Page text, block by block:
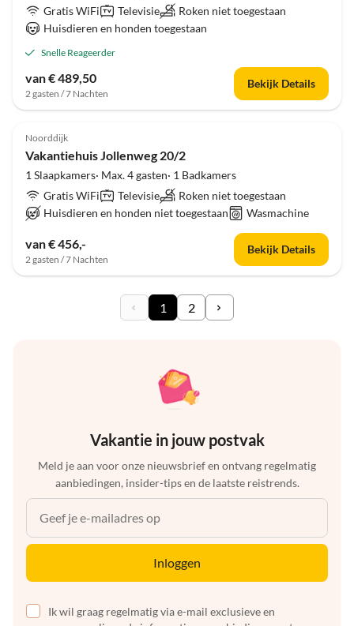
Gratis WiFi
Televisie
Roken niet toegestaan
Huisdieren en honden toegestaan
Snelle Reageerder
van € 489,50
2 gasten / 7 Nachten
Bekijk Details
Noorddijk
Vakantiehuis Jollenweg 20/2
1 Slaapkamers· Max. 4 gasten· 1 Badkamers
Gratis WiFi
Televisie
Roken niet toegestaan
Huisdieren en honden niet toegestaan
Wasmachine
van € 456,-
2 gasten / 7 Nachten
Bekijk Details
1 2
Vakantie in jouw postvak
Meld je aan voor onze nieuwsbrief en ontvang regelmatig
aanbiedingen, insider-tips en de laatste reistrends.
Inloggen
Ik wil graag regelmatig via e-mail exclusieve en